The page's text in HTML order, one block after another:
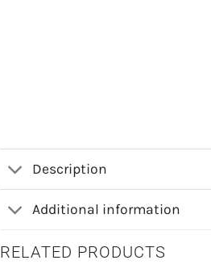
Description
Additional information
RELATED PRODUCTS